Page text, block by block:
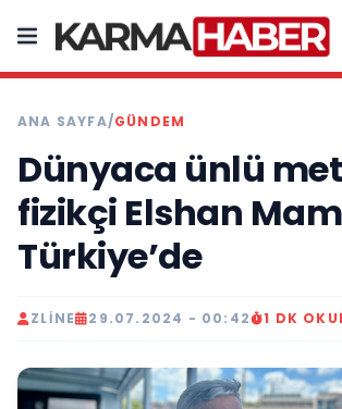
ANA SAYFA/GÜNDEM
Dünyaca ünlü
fizikçi Elshan
Türkiye’de
ZLINE 29.07.2024 - 00:42 1 DK